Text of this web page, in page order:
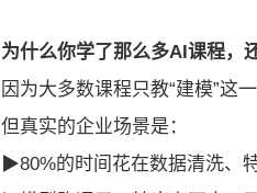
为什么你学了那么多AI课程，
因为大多数课程只教“建模”
但真实的企业场景是：
▶80%的时间花在数据清洗、